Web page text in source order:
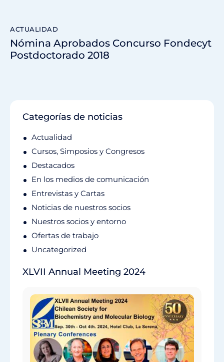
ACTUALIDAD
Nómina Aprobados Concurso Fondecyt
Postdoctorado 2018
Categorías de noticias
Actualidad
Cursos, Simposios y Congresos
Destacados
En los medios de comunicación
Entrevistas y Cartas
Noticias de nuestros socios
Nuestros socios y entorno
Ofertas de trabajo
Uncategorized
XLVII Annual Meeting 2024